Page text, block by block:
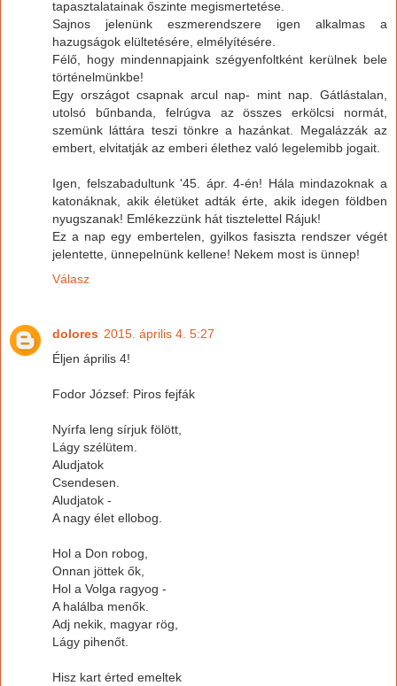
tapasztalatainak őszinte megismertetése.
Sajnos jelenünk eszmerendszere igen alkalmas a
hazugságok elültetésére, elmélyítésére.
Félő, hogy mindennapjaink szégyenfoltként kerülnek bele
történelmünkbe!
Egy országot csapnak arcul nap- mint nap. Gátlástalan,
utolsó bűnbanda, felrúgva az összes erkölcsi normát,
szemünk láttára teszi tönkre a hazánkat. Megalázzák az
embert, elvitatják az emberi élethez való legelemibb jogait.
Igen, felszabadultunk '45. ápr. 4-én! Hála mindazoknak a
katonáknak, akik életüket adták érte, akik idegen földben
nyugszanak! Emlékezzünk hát tisztelettel Rájuk!
Ez a nap egy embertelen, gyilkos fasiszta rendszer végét
jelentette, ünnepelnünk kellene! Nekem most is ünnep!
Válasz
dolores 2015. április 4. 5:27
Éljen április 4!
Fodor József: Piros fejfák
Nyírfa leng sírjuk fölött,
Lágy szélütem.
Aludjatok
Csendesen.
Aludjatok -
A nagy élet ellobog.
Hol a Don robog,
Onnan jöttek ők,
Hol a Volga ragyog -
A halálba menők.
Adj nekik, magyar rög,
Lágy pihenőt.
Hisz kart érted emeltek